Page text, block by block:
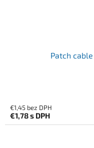
Patch
€1,45 bez DPH
€1,78s DPH